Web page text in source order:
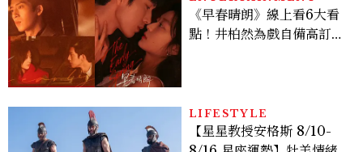
《早春晴朗》線上看6大看
點！井柏然為戲自備高訂，
LIFESTYLE
【星星教授安格斯 8/10-